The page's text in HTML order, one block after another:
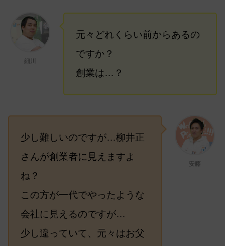
細川
元々どれくらい前からあるの
ですか？
創業は…？
安藤
少し難しいのですが…柳井正
さんが創業者に見えますよ
ね？
この方が一代でやったような
会社に見えるのですが…
少し違っていて、元々はお父